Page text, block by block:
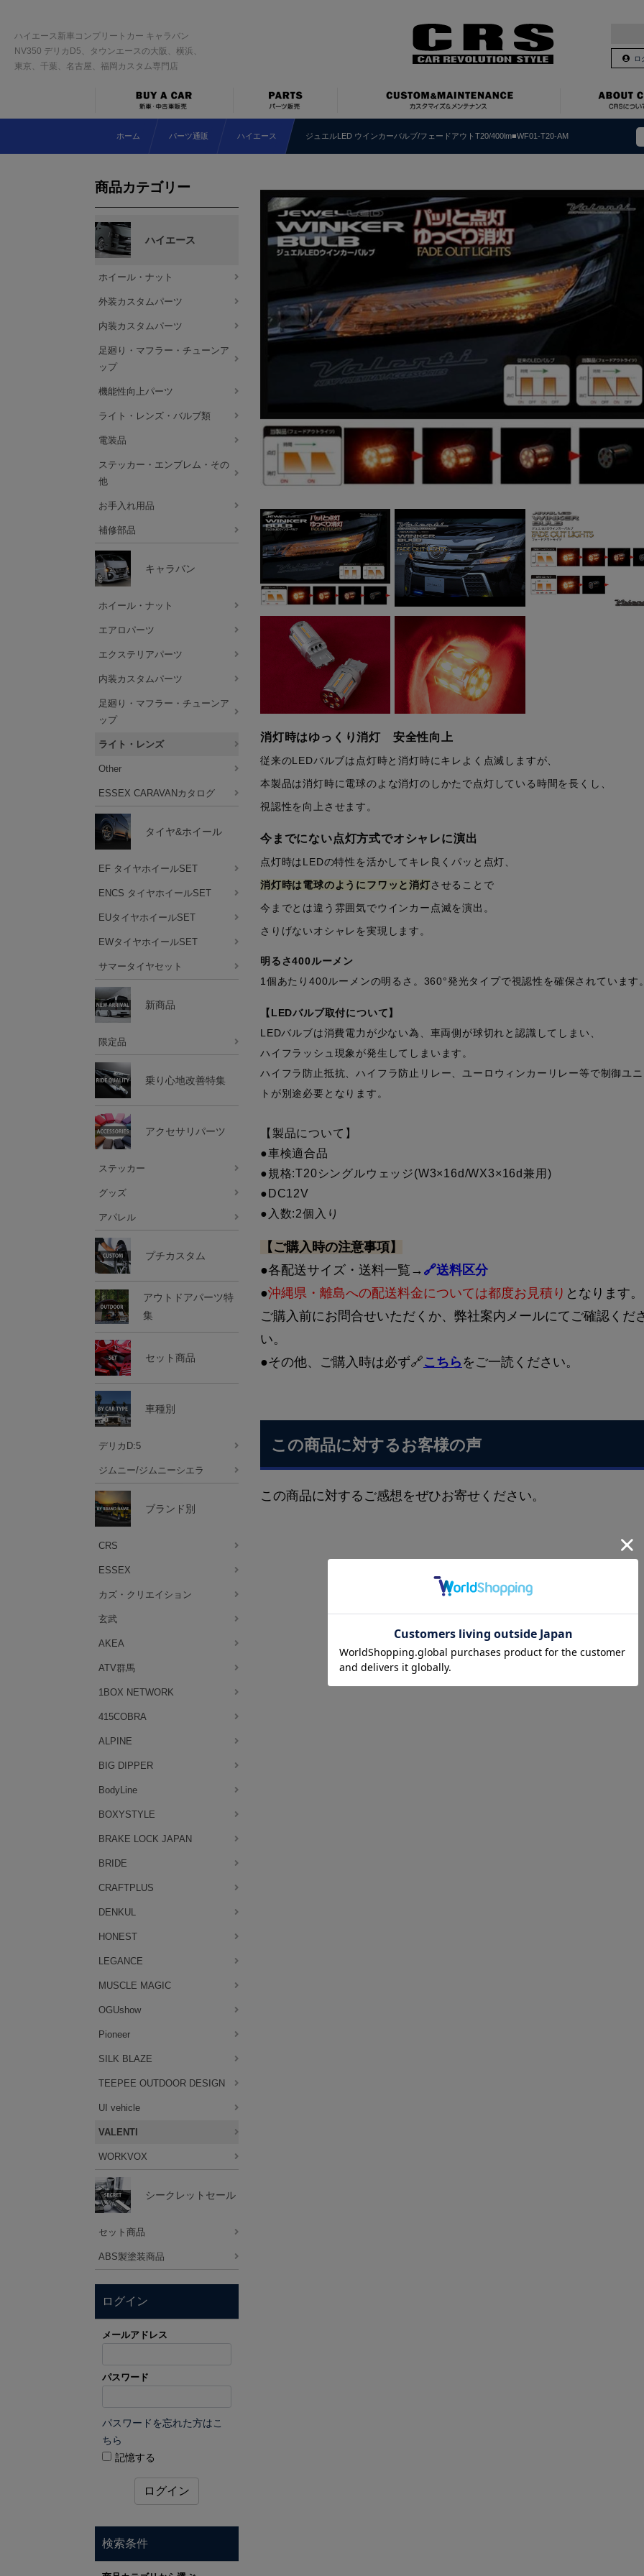
ハイエース新車コンプリートカー キャラバン
NV350 デリカD5、タウンエースの大阪、横浜、
東京、千葉、名古屋、福岡カスタム専門店
ロ
ホーム パーツ通販 ハイエース ジュエルLED ウインカーバルブ/フェードアウトT20/400lm■WF01-T20-AM
消灯時はゆっくり消灯 安全性向上
従来のLEDバルブは点灯時と消灯時にキレよく点滅しますが、
本製品は消灯時に電球のよな消灯のしかたで点灯している時間を長くし、
視認性を向上させます。
今までにない点灯方式でオシャレに演出
点灯時はLEDの特性を活かしてキレ良くパッと点灯、
消灯時は電球のようにフワッと消灯させることで
今までとは違う雰囲気でウインカー点滅を演出。
さりげないオシャレを実現します。
明るさ400ルーメン
1個あたり400ルーメンの明るさ。360°発光タイプで視認性を確保されています。
【LEDバルブ取付について】
LEDバルブは消費電力が少ない為、車両側が球切れと認識してしまい、
ハイフラッシュ現象が発生してしまいます。
ハイフラ防止抵抗、ハイフラ防止リレー、ユーロウィンカーリレー等で制御ユニ
トが別途必要となります。
【製品について】
●車検適合品
●規格:T20シングルウェッジ(W3×16d/WX3×16d兼用)
●DC12V
●入数:2個入り
【ご購入時の注意事項】
●各配送サイズ・送料一覧→ 🔗送料区分
●沖縄県・離島への配送料金については都度お見積り となります。
ご購入前にお問合せいただくか、弊社案内メールにてご確認くだ
い。
●その他、ご購入時は必ず🔗こちら をご一読ください。
この商品に対するお客様の声
この商品に対するご感想をぜひお寄せください。
商品カテゴリー
ハイエース
ホイール・ナット
外装カスタムパーツ
内装カスタムパーツ
足廻り・マフラー・チューンア
ップ
機能性向上パーツ
ライト・レンズ・バルブ類
電装品
ステッカー・エンブレム・その
他
お手入れ用品
補修部品
キャラバン
ホイール・ナット
エアロパーツ
エクステリアパーツ
内装カスタムパーツ
足廻り・マフラー・チューンア
ップ
ライト・レンズ
Other
ESSEX CARAVANカタログ
タイヤ&ホイール
EF タイヤホイールSET
ENCS タイヤホイールSET
EUタイヤホイールSET
EWタイヤホイールSET
サマータイヤセット
新商品
限定品
乗り心地改善特集
アクセサリパーツ
ステッカー
グッズ
アパレル
プチカスタム
アウトドアパーツ特
集
セット商品
車種別
デリカD:5
ジムニー/ジムニーシエラ
ブランド別
CRS
ESSEX
カズ・クリエイション
玄武
AKEA
ATV群馬
1BOX NETWORK
415COBRA
ALPINE
BIG DIPPER
BodyLine
BOXYSTYLE
BRAKE LOCK JAPAN
BRIDE
CRAFTPLUS
DENKUL
HONEST
LEGANCE
MUSCLE MAGIC
OGUshow
Pioneer
SILK BLAZE
TEEPEE OUTDOOR DESIGN
UI vehicle
VALENTI
WORKVOX
シークレットセール
セット商品
ABS製塗装商品
ログイン
メールアドレス
パスワード
パスワードを忘れた方はこ
ちら
記憶する
ログイン
検索条件